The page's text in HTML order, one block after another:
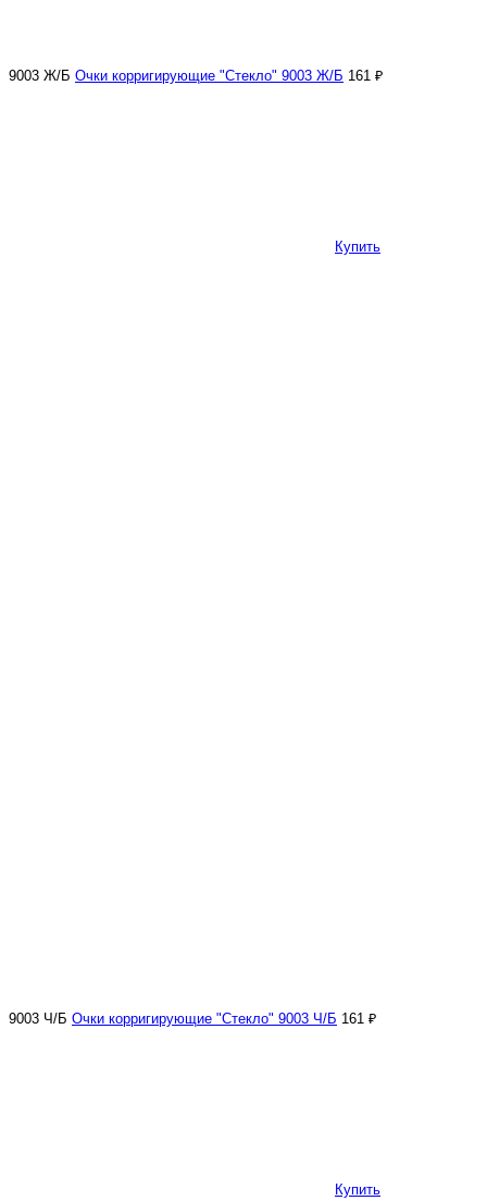
9003 Ж/Б Очки корригирующие "Стекло" 9003 Ж/Б 161 ₽
Купить
9003 Ч/Б Очки корригирующие "Стекло" 9003 Ч/Б 161 ₽
Купить